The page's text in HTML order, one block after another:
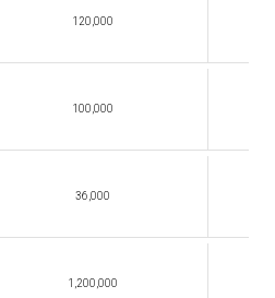
120,000
100,000
36,000
1,200,000